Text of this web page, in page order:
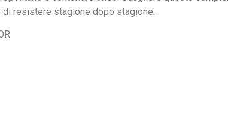
resistere stagione dopo stagione.